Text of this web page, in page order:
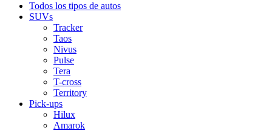
Todos los tipos de autos
SUVs
Tracker
Taos
Nivus
Pulse
Tera
T-cross
Territory
Pick-ups
Hilux
Amarok